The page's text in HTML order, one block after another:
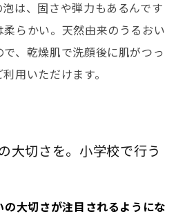
は、固さや弾力もあるんです
らかい。天然由来のうるおい
、乾燥肌で洗顔後に肌がつっ
用いただけます。
大切さを。小学校で行う
の大切さが注目されるようにな